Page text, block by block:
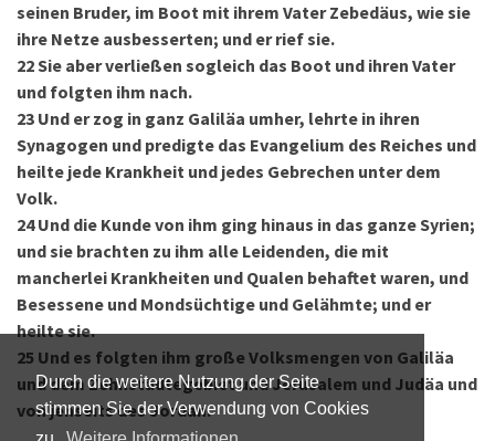
Durch die weitere Nutzung der Seite
stimmen Sie der Verwendung von Cookies
seinen Bruder, im Boot mit ihrem Vater Zebedäus, wie sie
ihre Netze ausbesserten; und er rief sie.
22Sie aber verließen sogleich das Boot und ihren Vater
und folgten ihm nach.
23 Und er zog in ganz Galiläa umher, lehrte in ihren
Synagogen und predigte das Evangelium des Reiches und
heilte jede Krankheit und jedes Gebrechen unter dem
Volk.
24 Und die Kunde von ihm ging hinaus in das ganze Syrien;
und sie brachten zu ihm alle Leidenden, die mit
mancherlei Krankheiten und Qualen behaftet waren, und
Besessene und Mondsüchtige und Gelähmte; und er
heilte sie.
25 Und es folgten ihm große Volksmengen von Galiläa
und dem Zehnstädtegebiet und Jerusalem und Judäa und
von jenseits des Jordan.